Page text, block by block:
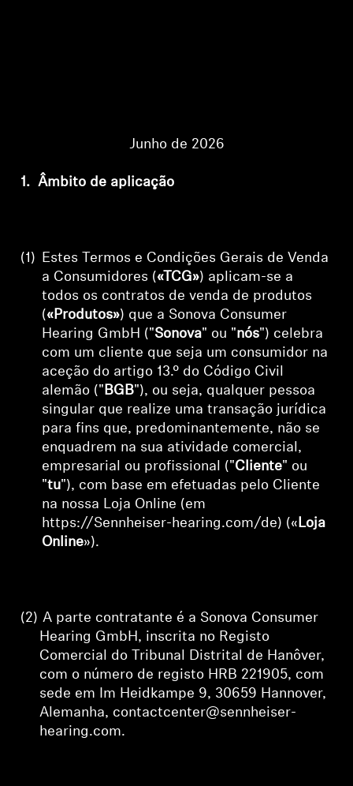
Sound Space
Apoio
Profissional
Junho de 2026
1. Âmbito de aplicação
(1) Estes Termos e Condições Gerais de Venda
a Consumidores («TCG») aplicam-se a
todos os contratos de venda de produtos
(«Produtos») que a Sonova Consumer
Hearing GmbH ("Sonova" ou "nós") celebra
com um cliente que seja um consumidor na
aceção do artigo 13.º do Código Civil
alemão ("BGB"), ou seja, qualquer pessoa
singular que realize uma transação jurídica
para fins que, predominantemente, não se
enquadrem na sua atividade comercial,
empresarial ou profissional ("Cliente" ou
"tu"), com base em efetuadas pelo Cliente
na nossa Loja Online (em
https://Sennheiser-hearing.com/de) («Loja
Online»).
(2) A parte contratante é a Sonova Consumer
Hearing GmbH, inscrita no Registo
Comercial do Tribunal Distrital de Hanôver,
com o número de registo HRB 221905, com
sede em Im Heidkampe 9, 30659 Hannover,
Alemanha, contactcenter@sennheiser-
hearing.com.